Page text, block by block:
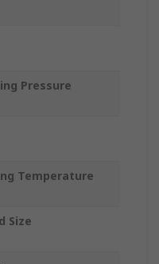
Pressure
Temperature
Size